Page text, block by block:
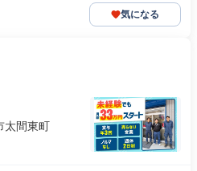
気になる
太間東町